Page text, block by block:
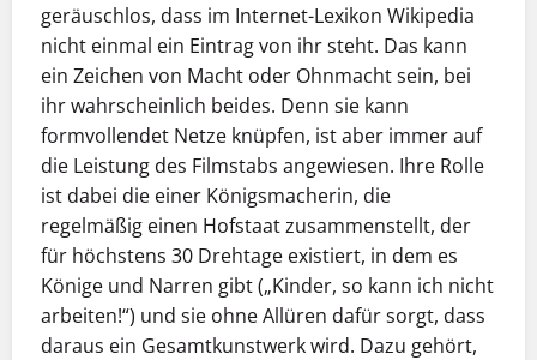
geräuschlos, dass im Internet-Lexikon Wikipedia
nicht einmal ein Eintrag von ihr steht. Das kann
ein Zeichen von Macht oder Ohnmacht sein, bei
ihr wahrscheinlich beides. Denn sie kann
formvollendet Netze knüpfen, ist aber immer auf
die Leistung des Filmstabs angewiesen. Ihre Rolle
ist dabei die einer Königsmacherin, die
regelmäßig einen Hofstaat zusammenstellt, der
für höchstens 30 Drehtage existiert, in dem es
Könige und Narren gibt („Kinder, so kann ich nicht
arbeiten!“) und sie ohne Allüren dafür sorgt, dass
daraus ein Gesamtkunstwerk wird. Dazu gehört,